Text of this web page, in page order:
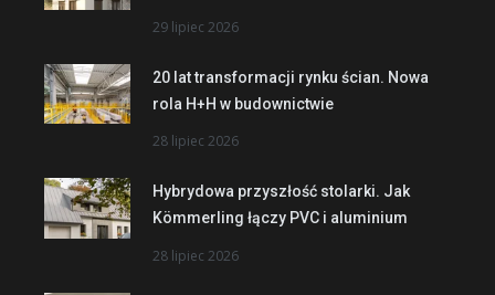
29 lipiec 2026
20 lat transformacji rynku ścian. Nowa
rola H+H w budownictwie
28 lipiec 2026
Hybrydowa przyszłość stolarki. Jak
Kömmerling łączy PVC i aluminium
28 lipiec 2026